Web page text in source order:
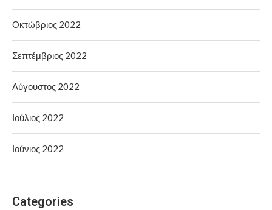
Οκτώβριος 2022
Σεπτέμβριος 2022
Αύγουστος 2022
Ιούλιος 2022
Ιούνιος 2022
Categories